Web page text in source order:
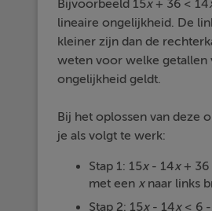
Bijvoorbeeld 15x+ 36 < 14
lineaire ongelijkheid. De
kleiner zijn dan de
weten voor welke getallen
ongelijkheid geldt.
Bij het oplossen van deze
je als volgt te werk:
Stap 1: 15x- 14x+ 36
met een xnaar links
Stap 2: 15x- 14x< 6 -